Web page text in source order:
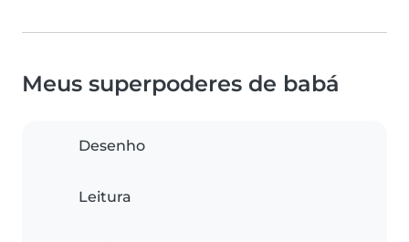
Meus superpoderes de babá
Desenho
Leitura